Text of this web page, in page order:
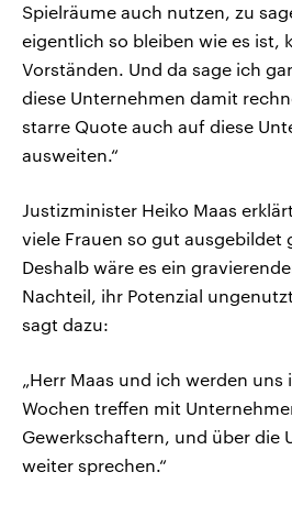
Spielräume auch nutzen, zu
eigentlich so bleiben wie es ist,
Vorständen. Und da sage ich
diese Unternehmen damit
starre Quote auch auf diese
ausweiten.“
Justizminister Heiko Maas
viele Frauen so gut ausgebildet
Deshalb wäre es ein
Nachteil, ihr Potenzial
sagt dazu:
„Herr Maas und ich werden uns
Wochen treffen mit
Gewerkschaftern, und über die
weiter sprechen.“